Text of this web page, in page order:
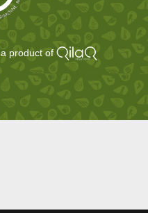
a product of